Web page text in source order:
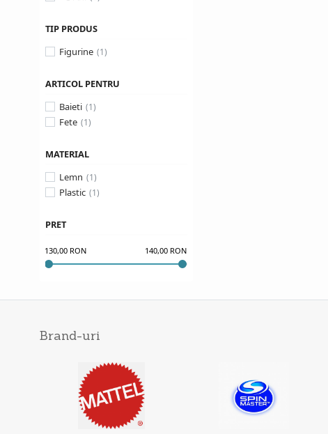
TIP PRODUS
Figurine
ARTICOL PENTRU
Baieti
Fete
MATERIAL
Lemn
Plastic
PRET
130,00 RON 140,00 RON
Brand-uri